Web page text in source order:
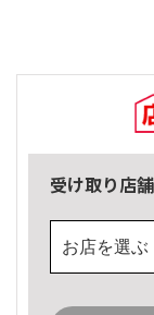
受け取り店舗
お店を選ぶ